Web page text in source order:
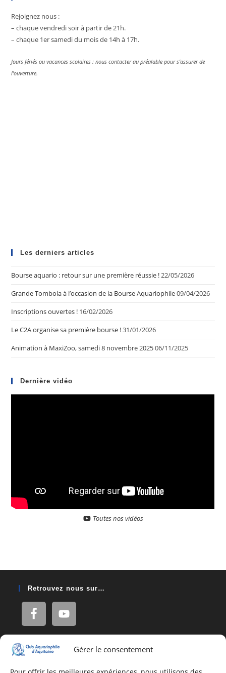
Gérer le consentement
Rejoignez nous :
– chaque vendredi soir à partir de 21h.
– chaque 1er samedi du mois de 14h à 17h.
Jours fériés ou vacances scolaires : nous contacter au préalable pour s’assurer de
l’ouverture.
Les derniers articles
Bourse aquario : retour sur une première réussie !22/05/2026
Grande Tombola à l’occasion de la Bourse Aquariophile09/04/2026
Inscriptions ouvertes ! 16/02/2026
Le C2A organise sa première bourse !31/01/2026
Animation à MaxiZoo, samedi 8 novembre 202506/11/2025
Dernière vidéo
Toutes nos vidéos
Retrouvez nous sur…
Adresse
16, Rue Léon Blum